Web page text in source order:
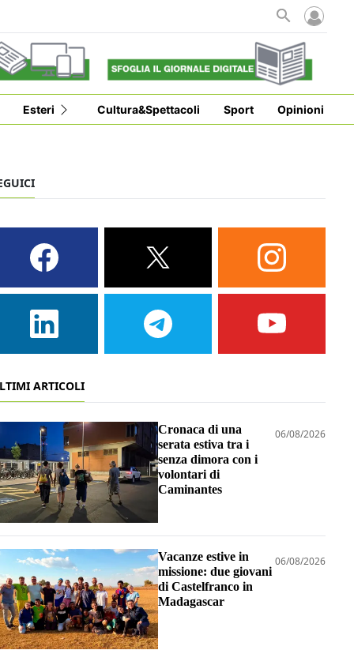
Esteri Cultura&Spettacoli Sport Opinioni
ARTICOLI
Cronaca di una
serata estiva tra i
senza dimora con i
volontari di
Caminantes
06/08/2026
Vacanze estive in
missione: due giovani
di Castelfranco in
Madagascar
06/08/2026